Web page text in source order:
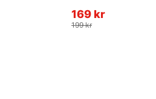
169 kr
199 kr